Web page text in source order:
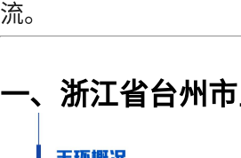
流。
一、浙江省台州